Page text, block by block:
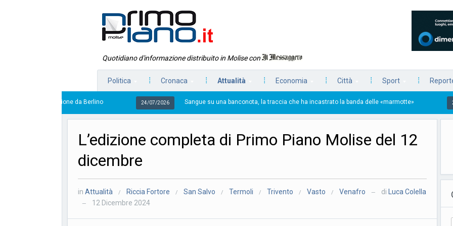
Quotidiano d'informazione distribuito in Molise con
Politica Cronaca Attualità Economia Città Sport
24/07/2026 Sangue su una banconota, la traccia che ha incastrato la banda delle «marmotte» 24/07/2026 La prima
L’edizione completa di Primo Piano Molise del 12
dicembre
in Attualità / Riccia Fortore / San Salvo / Termoli / Trivento / Vasto / Venafro — di Luca Colella
— 12 Dicembre 2024